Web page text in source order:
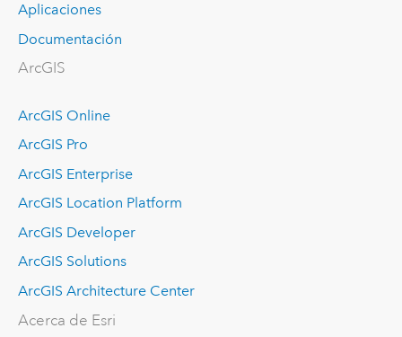
Aplicaciones
Documentación
ArcGIS
ArcGIS Online
ArcGIS Pro
ArcGIS Enterprise
ArcGIS Location Platform
ArcGIS Developer
ArcGIS Solutions
ArcGIS Architecture Center
Acerca de Esri